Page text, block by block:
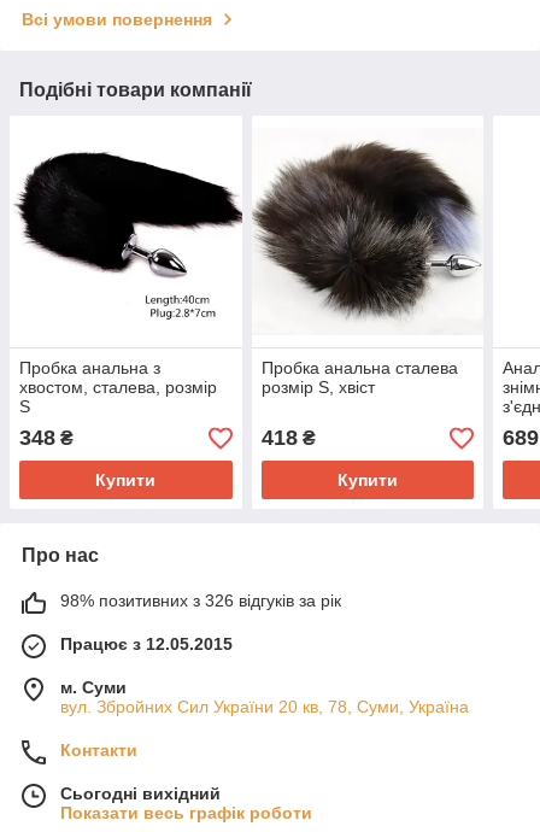
Всі умови повернення
Подібні товари компанії
Пробка анальна з
хвостом, сталева, розмір
S
348 ₴
Купити
Пробка анальна сталева
розмір S, хвіст
418₴
Купити
689
Про нас
98% позитивних з 326 відгуків за рік
Працює з 12.05.2015
м. Суми
вул. Збройних Сил України 20 кв, 78, Суми, Україна
Контакти
Сьогодні вихідний
Показати весь графік роботи